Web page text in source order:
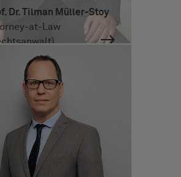
Dr. Tilman Müller-Stoy
at-Law